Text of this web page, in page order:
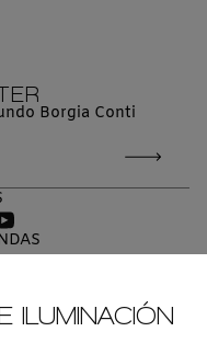
ILUMINACIÓN
Borgia Conti
103